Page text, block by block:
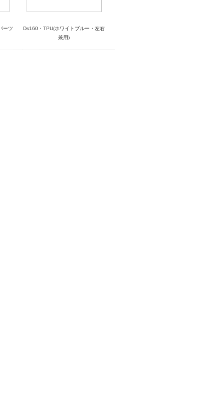
ーツ
Ds160・TPU(ホワイトブルー・左右
兼用)